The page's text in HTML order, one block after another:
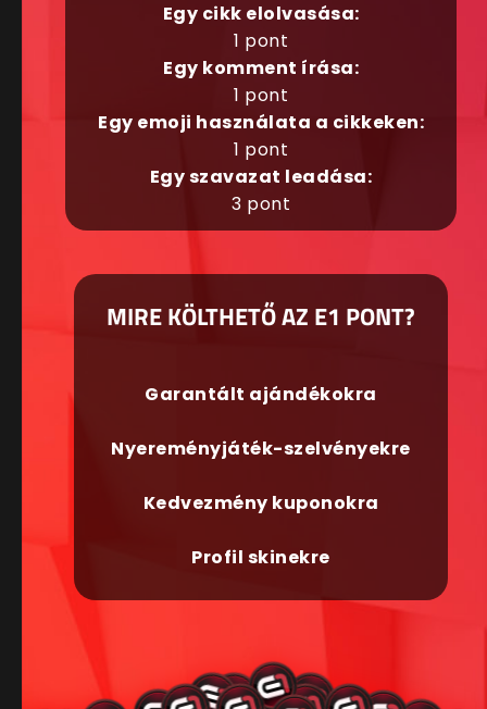
Egy cikk elolvasása:
1 pont
Egy komment írása:
1 pont
Egy emoji használata a cikkeken:
1 pont
Egy szavazat leadása:
3 pont
MIRE KÖLTHETŐ AZ E1 PONT?
Garantált ajándékokra
Nyereményjáték-szelvényekre
Kedvezmény kuponokra
Profil skinekre